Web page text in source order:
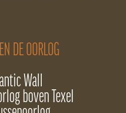
DE OORLOG
Wall
boven Texel